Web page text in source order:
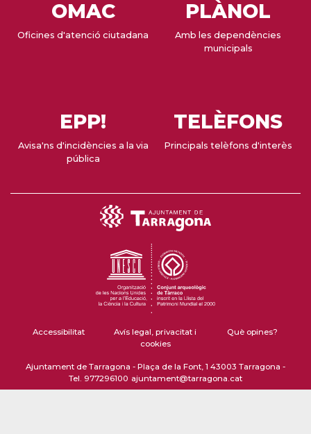
OMAC
Oficines d'atenció ciutadana
PLÀNOL
Amb les dependències
municipals
EPP!
Avisa'ns d'incidències a la via
pública
TELÈFONS
Principals telèfons d'interès
Accessibilitat
Avís legal, privacitat i
cookies
Què opines?
Ajuntament de Tarragona - Plaça de la Font, 1 43003 Tarragona -
Tel. 977296100 ajuntament@tarragona.cat